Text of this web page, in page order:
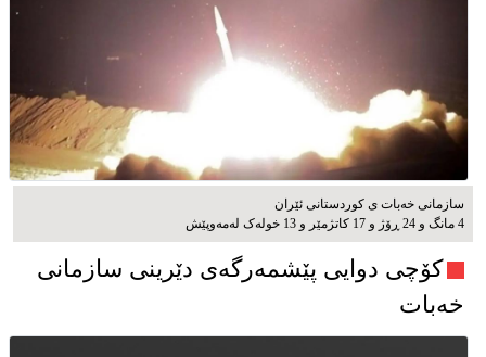
سازمانی خەبات ی کوردستانی ئێران
4 مانگ و 24 ڕۆژ و 17 کاتژمێر و 13 خوله‌ک له‌مه‌وپێش‌
کۆچی دوایی پێشمەرگەی دێرینی سازمانی
خەبات